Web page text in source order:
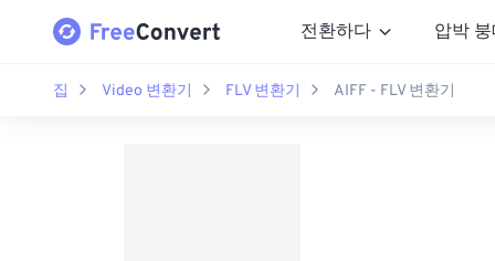
전환하다 압박
집 Video 변환기 FLV 변환기 AIFF - FLV 변환기